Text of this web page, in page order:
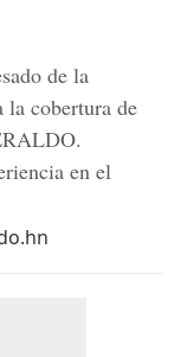
de la
cobertura de
en el